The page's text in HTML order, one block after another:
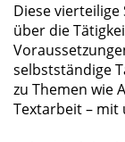
Diese
über die
selbstständige
zu Themen wie
Textarbeit – mit